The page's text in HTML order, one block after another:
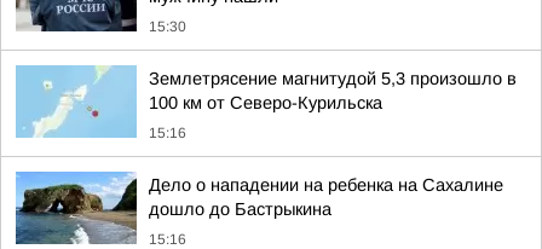
15:30
Землетрясение магнитудой 5,3 произошло в
100 км от Северо-Курильска
15:16
Дело о нападении на ребенка на Сахалине
дошло до Бастрыкина
15:16